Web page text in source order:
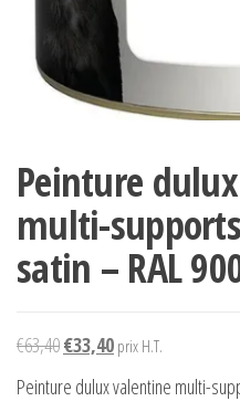
Peinture
multi-
satin – RAL
€63,40Le
prix
€33,40Le
prix
prix H.T.
Peinture dulux valentine multi-